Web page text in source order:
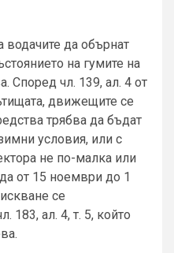
да обърнат
на гумите на
Според чл. 139, ал. 4 от
движещите се
трябва да бъдат
условия, или с
не по-малка или
от 15 ноември до 1
се
183, ал. 4, т. 5, който